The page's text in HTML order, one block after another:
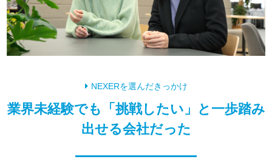
NEXERを選んだきっかけ
業界未経験でも「挑戦したい」と一歩踏み
出せる会社だった